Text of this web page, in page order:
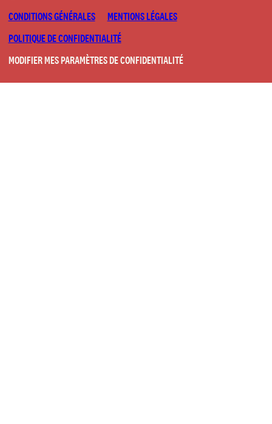
CONDITIONS GÉNÉRALES
MENTIONS LÉGALES
POLITIQUE DE CONFIDENTIALITÉ
MODIFIER MES PARAMÈTRES DE CONFIDENTIALITÉ